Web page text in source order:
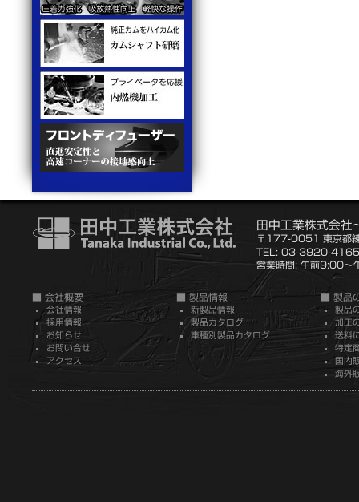
田中工業株式会社
〒177-0051 東京都
TEL: 03-3920-4165
営業時間: 午前9:00～
■ 会社概要
会社情報
採用情報
お知らせ
お問い合せ
アクセス
■ 製品情報
新製品情報
製品カタログ
車種別製品カタログ
■ 製品
製品
加工
送料
特定
国内
海外